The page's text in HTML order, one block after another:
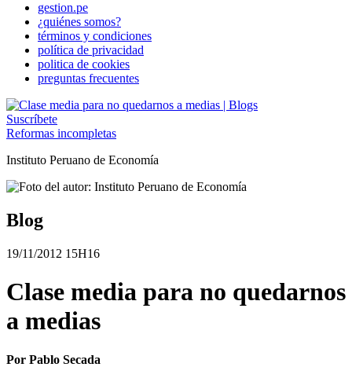
gestion.pe
¿quiénes somos?
términos y condiciones
política de privacidad
politica de cookies
preguntas frecuentes
Suscríbete
Reformas incompletas
Instituto Peruano de Economía
Blog
19/11/2012 15H16
Clase media para no quedarnos
a medias
Por Pablo Secada